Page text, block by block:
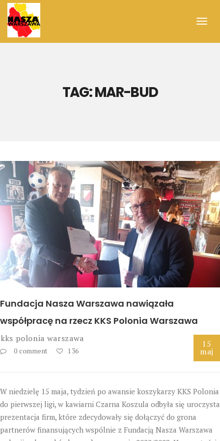
TAG:MAR-BUD
Fundacja Nasza Warszawa nawiązała
współpracę na rzecz KKS Polonia Warszawa
kks polonia warszawa
0 comment 136
15
maj
W niedzielę 15 maja, tydzień po awansie koszykarzy KKS Polonia
do pierwszej ligi, w kawiarni Czarna Koszula odbyła się uroczysta
prezentacja firm, które zdecydowały się dołączyć do grona
partnerów finansujących wspólnie z Fundacją Nasza Warszawa